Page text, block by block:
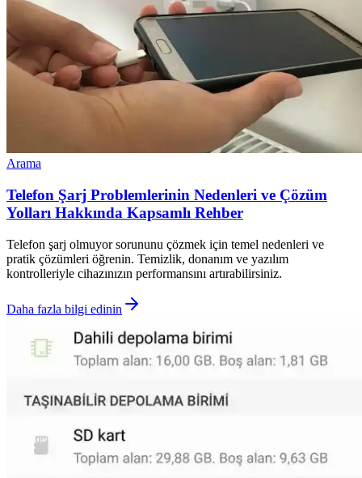
Arama
Telefon Şarj Problemlerinin Nedenleri ve Çözüm
Yolları Hakkında Kapsamlı Rehber
Telefon şarj olmuyor sorununu çözmek için temel nedenleri ve
pratik çözümleri öğrenin. Temizlik, donanım ve yazılım
kontrolleriyle cihazınızın performansını artırabilirsiniz.
Daha fazla bilgi edinin